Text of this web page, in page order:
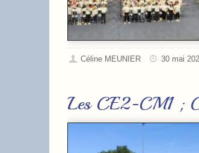
Céline MEUNIER 30 mai
Les CE2-CM1 ;